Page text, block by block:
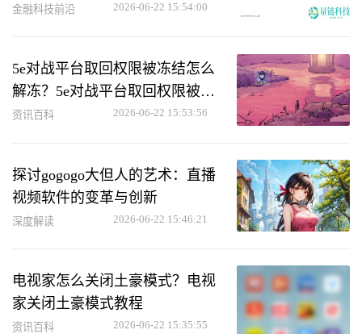
金融科技前沿 2026-06-22 15:54:00
5e对战平台取回权限被冻结怎么
解冻？5e对战平台取回权限被冻
结解冻方法
资讯百科 2026-06-22 15:53:56
探讨gogogo大但人的艺术：直播
视频软件的变革与创新
深度解读 2026-06-22 15:46:21
电视家怎么关闭土豪模式？电视
家关闭土豪模式教程
资讯百科 2026-06-22 15:35:55